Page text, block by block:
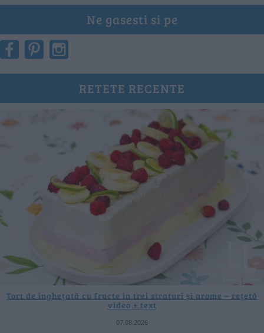
Ne gasesti si pe
RETETE RECENTE
Tort de înghețată cu fructe în trei straturi și arome – rețetă
video + text
07.08.2026